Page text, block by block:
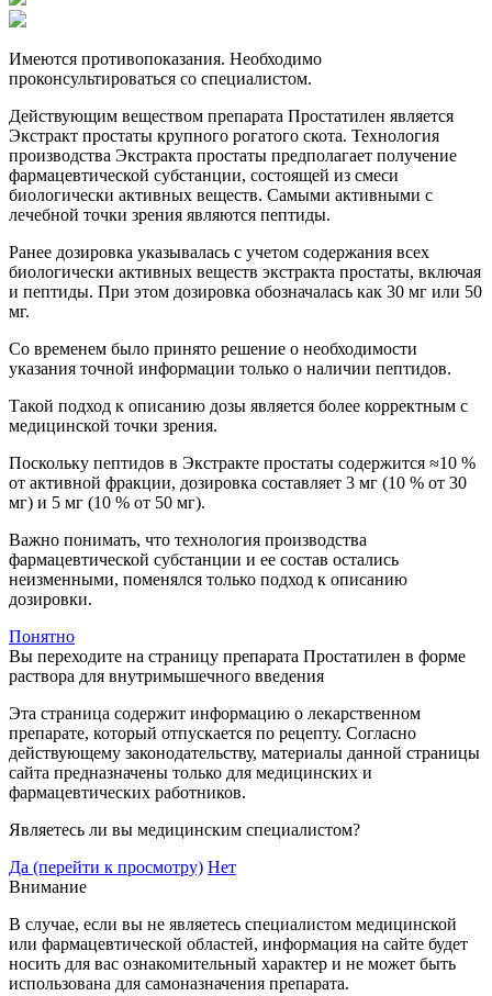
Имеются противопоказания. Необходимо
проконсультироваться со специалистом.
Действующим веществом препарата Простатилен является
Экстракт простаты крупного рогатого скота. Технология
производства Экстракта простаты предполагает получение
фармацевтической субстанции, состоящей из смеси
биологически активных веществ. Самыми активными с
лечебной точки зрения являются пептиды.
Ранее дозировка указывалась с учетом содержания всех
биологически активных веществ экстракта простаты, включая
и пептиды. При этом дозировка обозначалась как 30 мг или 50
мг.
Со временем было принято решение о необходимости
указания точной информации только о наличии пептидов.
Такой подход к описанию дозы является более корректным с
медицинской точки зрения.
Поскольку пептидов в Экстракте простаты содержится ≈10 %
от активной фракции, дозировка составляет 3 мг (10 % от 30
мг) и 5 мг (10 % от 50 мг).
Важно понимать, что технология производства
фармацевтической субстанции и ее состав остались
неизменными, поменялся только подход к описанию
дозировки.
Понятно
Вы переходите на страницу препарата Простатилен в форме
раствора для внутримышечного введения
Эта страница содержит информацию о лекарственном
препарате, который отпускается по рецепту. Согласно
действующему законодательству, материалы данной страницы
сайта предназначены только для медицинских и
фармацевтических работников.
Являетесь ли вы медицинским специалистом?
Да (перейти к просмотру) Нет
Внимание
В случае, если вы не являетесь специалистом медицинской
или фармацевтической областей, информация на сайте будет
носить для вас ознакомительный характер и не может быть
использована для самоназначения препарата.